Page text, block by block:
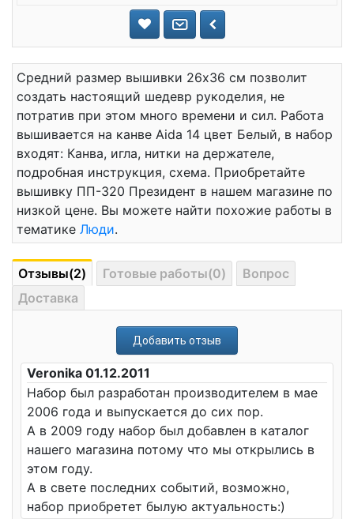
Средний размер вышивки 26x36 см позволит
создать настоящий шедевр рукоделия, не
потратив при этом много времени и сил. Работа
вышивается на канве Aida 14 цвет Белый, в набор
входят: Канва, игла, нитки на держателе,
подробная инструкция, схема. Приобретайте
вышивку ПП-320 Президент в нашем магазине по
низкой цене. Вы можете найти похожие работы в
тематике Люди.
Отзывы(2) Готовые работы(0)
Вопрос
Доставка
Добавить отзыв
Veronika 01.12.2011
Набор был разработан производителем в мае
2006 года и выпускается до сих пор.
А в 2009 году набор был добавлен в каталог
нашего магазина потому что мы открылись в
этом году.
А в свете последних событий, возможно,
набор приобретет былую актуальность:)